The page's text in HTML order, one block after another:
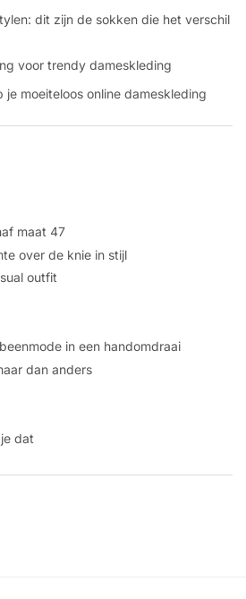
dit zijn de sokken die het verschil
voor trendy dameskleding
moeiteloos online dameskleding
maat 47
over de knie in stijl
outfit
in een handomdraai
dan anders
dat